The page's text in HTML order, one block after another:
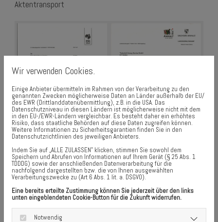
Aktentransport
Wir sind zertifiziert
...als Mitglied der FEDEMAC (Federation of European Movers
Associations e.V.)
Wir verwenden Cookies.
Einige Anbieter übermitteln im Rahmen von der Verarbeitung zu den
genannten Zwecken möglicherweise Daten an Länder außerhalb der EU/
des EWR (Drittlanddatenübermittlung), z.B. in die USA. Das
Datenschutzniveau in diesen Ländern ist möglicherweise nicht mit dem
in den EU-/EWR-Ländern vergleichbar. Es besteht daher ein erhöhtes
Risiko, dass staatliche Behörden auf diese Daten zugreifen können.
Weitere Informationen zu Sicherheitsgarantien finden Sie in den
Datenschutzrichtlinien des jeweiligen Anbieters.
Indem Sie auf „ALLE ZULASSEN" klicken, stimmen Sie sowohl dem
Speichern und Abrufen von Informationen auf Ihrem Gerät (§ 25 Abs. 1
TDDDG) sowie der anschließenden Datenverarbeitung für die
nachfolgend dargestellten bzw. die von Ihnen ausgewählten
Verarbeitungszwecke zu (Art 6 Abs. 1 lit. a. DSGVO).
Eine bereits erteilte Zustimmung können Sie jederzeit über den links
unten eingeblendeten Cookie-Button für die Zukunft widerrufen.
Notwendig